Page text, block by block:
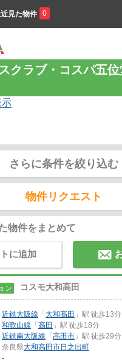
見た物件 0
クラブ・コスパ五
示
さらに条件を絞り込む
物件リクエスト
物件をまとめて
に追加
ン コスモ大和高田
近鉄大阪線 「 大和高田 」駅 徒歩13分
和歌山線 「 高田 」駅 徒歩18分
近鉄南大阪線 「 高田市 」駅 徒歩29分
奈良県大和高田市日之出町
-